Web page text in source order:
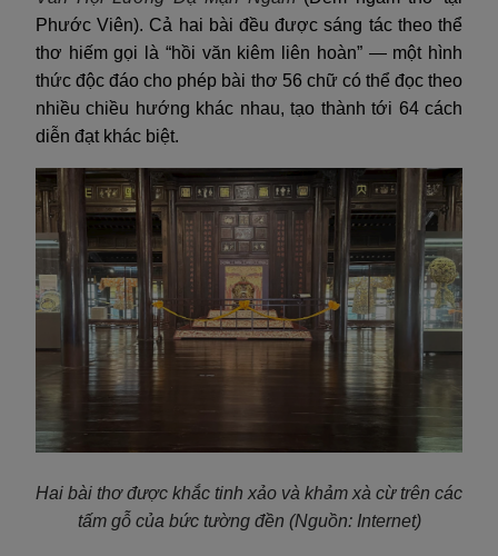
Phước Viên). Cả hai bài đều được sáng tác theo thể
thơ hiếm gọi là “hồi văn kiêm liên hoàn” — một hình
thức độc đáo cho phép bài thơ 56 chữ có thể đọc theo
nhiều chiều hướng khác nhau, tạo thành tới 64 cách
diễn đạt khác biệt.
Hai bài thơ được khắc tinh xảo và khảm xà cừ trên các
tấm gỗ của bức tường đền (Nguồn: Internet)